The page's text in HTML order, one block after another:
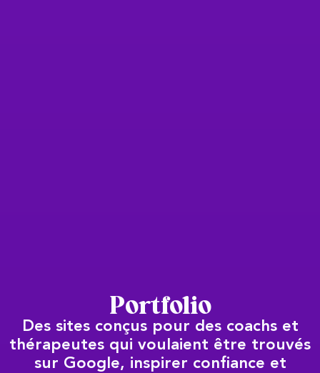
Portfolio
Des sites conçus pour des coachs et
thérapeutes qui voulaient être trouvés
sur Google, inspirer confiance et